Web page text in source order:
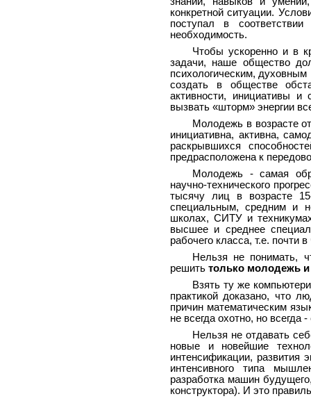
конкретной ситуации.
поступал в
необходимость.
Чтобы ускоренно и в
задачи, наше общество
психологическим,
создать в обществе
активности, инициативы и
вызвать «шторм» энергии
Молодежь в возрасте
инициативна, активна,
раскрывшихся
предрасположена к
Молодежь - самая
научно-технического
тысячу лиц в возрасте
специальным, средним и
школах, СИТУ и
высшее и среднее
рабочего класса, т.е. почти
Нельзя не понимать,
решить только молодежь и
Взять ту же
практикой доказано, что
причин математическим
не всегда охотно, но
Нельзя не отдавать
новые и новейшие
интенсификации, развития
интенсивного типа
разработка машин
конструктора). И это